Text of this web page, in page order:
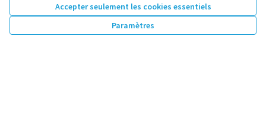
Accepter seulement les cookies essentiels
Paramètres
Résultats par page : 100